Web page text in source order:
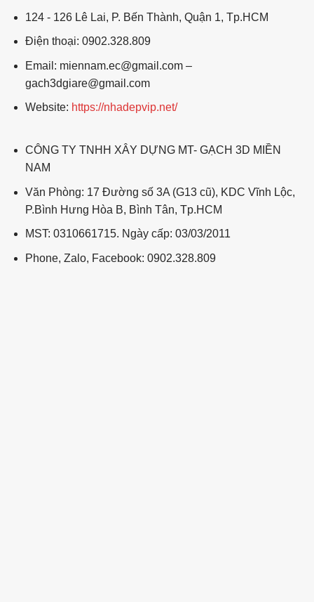
124 - 126 Lê Lai, P. Bến Thành, Quận 1, Tp.HCM
Điện thoại: 0902.328.809
Email: miennam.ec@gmail.com –
gach3dgiare@gmail.com
Website: https://nhadepvip.net/
CÔNG TY TNHH XÂY DỰNG MT- GẠCH 3D MIỀN
NAM
Văn Phòng: 17 Đường số 3A (G13 cũ), KDC Vĩnh Lộc,
P.Bình Hưng Hòa B, Bình Tân, Tp.HCM
MST: 0310661715. Ngày cấp: 03/03/2011
Phone, Zalo, Facebook: 0902.328.809